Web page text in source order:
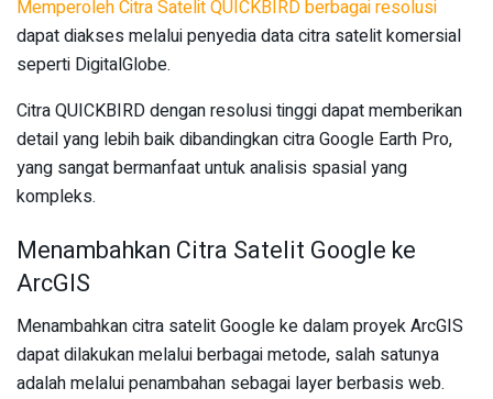
Memperoleh Citra Satelit QUICKBIRD berbagai resolusi
dapat diakses melalui penyedia data citra satelit komersial
seperti DigitalGlobe.
Citra QUICKBIRD dengan resolusi tinggi dapat memberikan
detail yang lebih baik dibandingkan citra Google Earth Pro,
yang sangat bermanfaat untuk analisis spasial yang
kompleks.
Menambahkan Citra Satelit Google ke
ArcGIS
Menambahkan citra satelit Google ke dalam proyek ArcGIS
dapat dilakukan melalui berbagai metode, salah satunya
adalah melalui penambahan sebagai layer berbasis web.